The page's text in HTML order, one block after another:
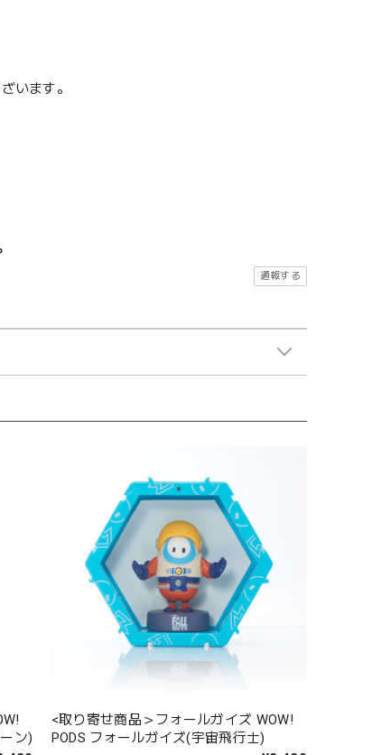
います。
通報する
ン)
<取り寄せ商品＞フォールガイズ WOW!
PODS フォールガイズ(宇宙飛行士)